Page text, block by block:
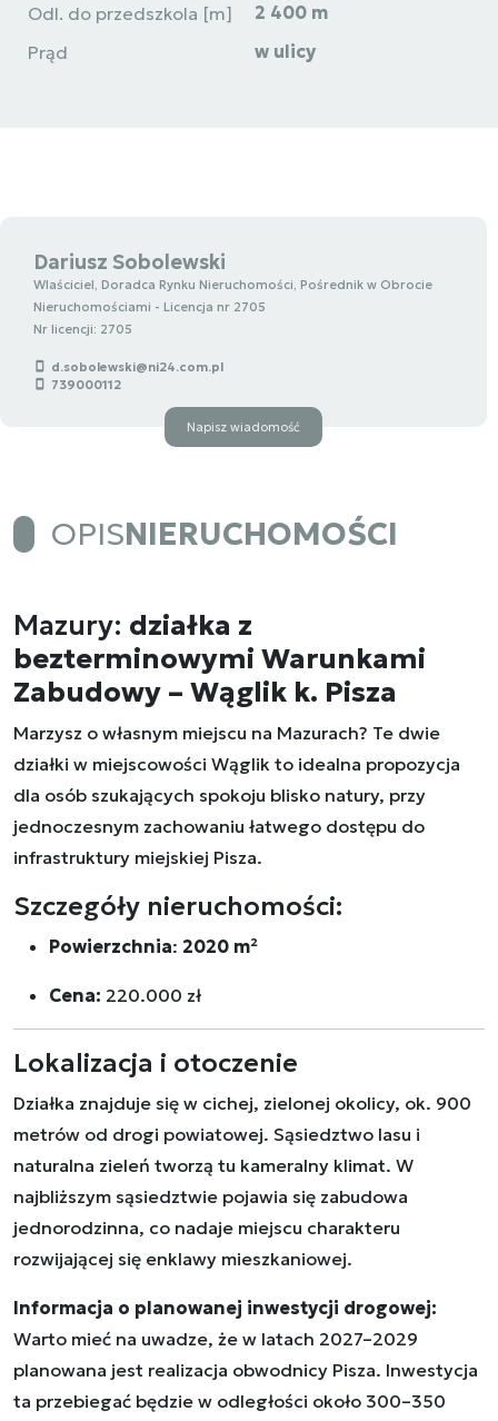
Odl. do przedszkola [m]
2 400 m
Prąd
w ulicy
Dariusz Sobolewski
Wlaściciel, Doradca Rynku Nieruchomości, Pośrednik w Obrocie
Nieruchomościami - Licencja nr 2705
Nr licencji: 2705
d.sobolewski@ni24.com.pl
739000112
Napisz wiadomość
OPISNIERUCHOMOŚCI
Mazury: działka z
bezterminowymi Warunkami
Zabudowy – Wąglik k. Pisza
Marzysz o własnym miejscu na Mazurach? Te dwie
działki w miejscowości Wąglik to idealna propozycja
dla osób szukających spokoju blisko natury, przy
jednoczesnym zachowaniu łatwego dostępu do
infrastruktury miejskiej Pisza.
Szczegóły nieruchomości:
Powierzchnia: 2020 m²
Cena: 220.000 zł
Lokalizacja i otoczenie
Działka znajduje się w cichej, zielonej okolicy, ok. 900
metrów od drogi powiatowej. Sąsiedztwo lasu i
naturalna zieleń tworzą tu kameralny klimat. W
najbliższym sąsiedztwie pojawia się zabudowa
jednorodzinna, co nadaje miejscu charakteru
rozwijającej się enklawy mieszkaniowej.
Informacja o planowanej inwestycji drogowej:
Warto mieć na uwadze, że w latach 2027–2029
planowana jest realizacja obwodnicy Pisza. Inwestycja
ta przebiegać będzie w odległości około 300–350